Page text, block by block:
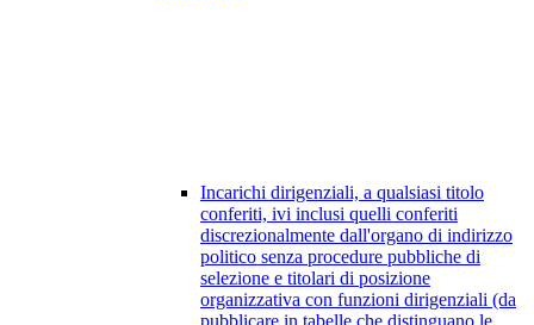
Incarichi dirigenziali, a qualsiasi titolo
conferiti, ivi inclusi quelli conferiti
discrezionalmente dall'organo di indirizzo
politico senza procedure pubbliche di
selezione e titolari di posizione
organizzativa con funzioni dirigenziali (da